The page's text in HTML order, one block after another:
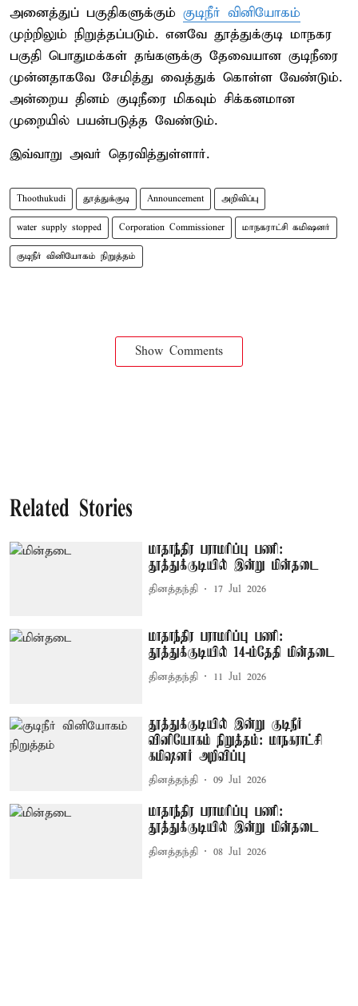
அனைத்துப் பகுதிகளுக்கும் குடிநீர் வினியோகம்
முற்றிலும் நிறுத்தப்படும். எனவே தூத்துக்குடி மாநகர
பகுதி பொதுமக்கள் தங்களுக்கு தேவையான குடிநீரை
முன்னதாகவே சேமித்து வைத்துக் கொள்ள வேண்டும்.
அன்றைய தினம் குடிநீரை மிகவும் சிக்கனமான
முறையில் பயன்படுத்த வேண்டும்.
இவ்வாறு அவர் தெரவித்துள்ளார்.
Thoothukudi தூத்துக்குடி Announcement அறிவிப்பு
water supply stopped Corporation Commissioner மாநகராட்சி கமிஷனர்
குடிநீர் வினியோகம் நிறுத்தம்
Show Comments
Related Stories
மாதாந்திர பராமரிப்பு பணி:
தூத்துக்குடியில் இன்று மின்தடை
தினத்தந்தி 17 Jul 2026
மாதாந்திர பராமரிப்பு பணி:
தூத்துக்குடியில் 14-ம்தேதி மின்தடை
தினத்தந்தி 11 Jul 2026
தூத்துக்குடியில் இன்று குடிநீர்
வினியோகம் நிறுத்தம்: மாநகராட்சி
கமிஷனர் அறிவிப்பு
தினத்தந்தி 09 Jul 2026
மாதாந்திர பராமரிப்பு பணி:
தூத்துக்குடியில் இன்று மின்தடை
தினத்தந்தி 08 Jul 2026